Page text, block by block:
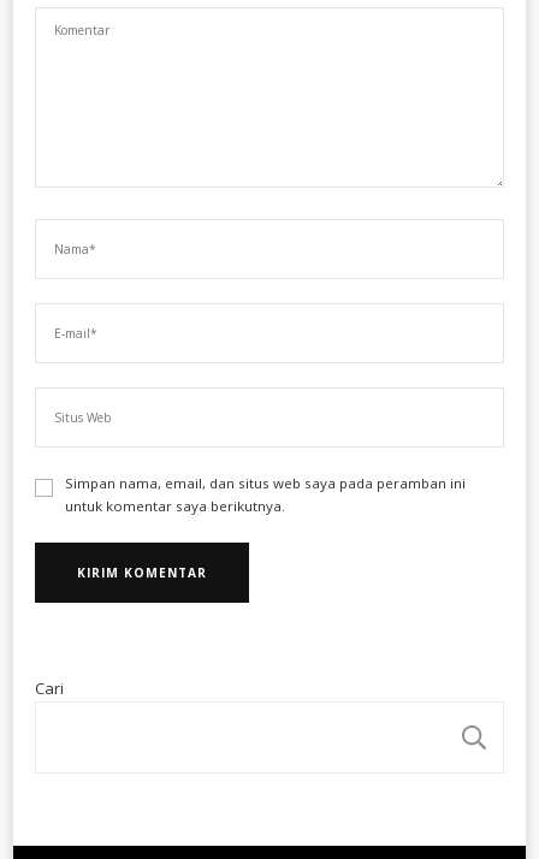
Simpan nama, email, dan situs web saya pada peramban ini
untuk komentar saya berikutnya.
Cari